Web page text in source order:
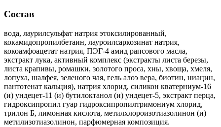
Состав
вода, лаурилсульфат натрия этоксилированный,
кокамидопропилбетаин, лауроилсаркозинат натрия,
кокоамфоацетат натрия, ПЭГ-4 амид рапсового масла,
экстракт лука, активный комплекс (экстракты листа березы,
листа крапивы, ромашки, золотого проса, хны, хвоща, хмеля,
лопуха, шалфея, зеленого чая, гель алоэ вера, биотин, ниацин,
пантотенат кальция), натрия хлорид, силикон кватерниум-16
(и) ундецет-11 (и) бутилоктанол (и) ундецет-5, экстракт перца,
гидроксипропил гуар гидроксипропилтримониум хлорид,
трилон Б, лимонная кислота, метилхлороизотиазолинон (и)
метилизотиазолинон, парфюмерная композиция.